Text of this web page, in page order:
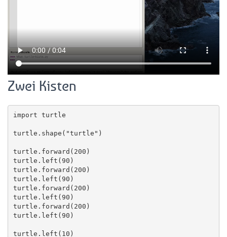
Zwei Kisten
import turtle
turtle.shape("turtle")
turtle.forward(200)
turtle.left(90)
turtle.forward(200)
turtle.left(90)
turtle.forward(200)
turtle.left(90)
turtle.forward(200)
turtle.left(90)
turtle.left(10)